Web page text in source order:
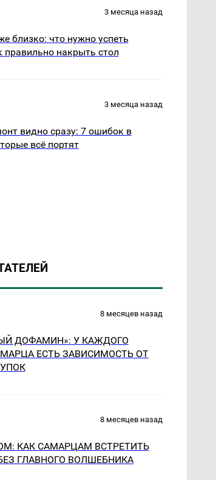
3 месяца назад
близко: что нужно успеть
правильно накрыть стол
3 месяца назад
видно сразу: 7 ошибок в
всё портят
8 месяцев назад
ДОФАМИН»: У КАЖДОГО
ЕСТЬ ЗАВИСИМОСТЬ ОТ
8 месяцев назад
КАК САМАРЦАМ ВСТРЕТИТЬ
ГЛАВНОГО ВОЛШЕБНИКА